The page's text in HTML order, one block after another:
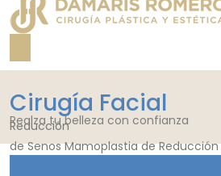
Cirugía Facial
Realza tu belleza con confianza
Reducción
de Senos Mamoplastia de Reducción